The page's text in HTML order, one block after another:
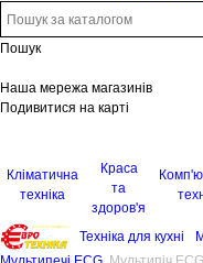
Пошук
Наша мережа магазинів
Подивитися на карті
Кліматична
техніка
Краса
та
здоров'я
Техніка для кухні